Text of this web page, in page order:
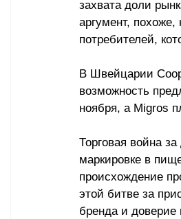
захвата доли
аргумент, похоже,
потребителей,
В Швейцарии
возможность
ноября, а Migros
Торговая война
маркировке в
происхождение
этой битве за
бренда и доверие